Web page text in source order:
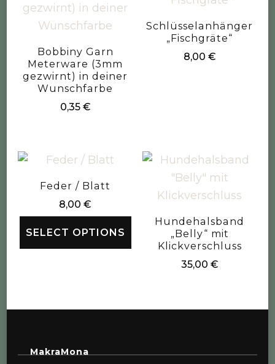
Bobbiny Garn
Meterware (3mm
gezwirnt) in deiner
Wunschfarbe
0,35 €
Schlüsselanhänger
„Fischgräte“
8,00 €
Feder / Blatt
8,00€
SELECT OPTIONS
Hundehalsband
„Belly“ mit
Klickverschluss
35,00 €
MakraMona